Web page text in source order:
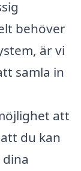
behöver
är vi
samla in
att
du kan